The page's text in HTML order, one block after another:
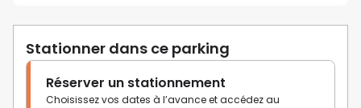
Stationner dans ce parking
Réserver un stationnement
Choisissez vos dates à l’avance et accédez au